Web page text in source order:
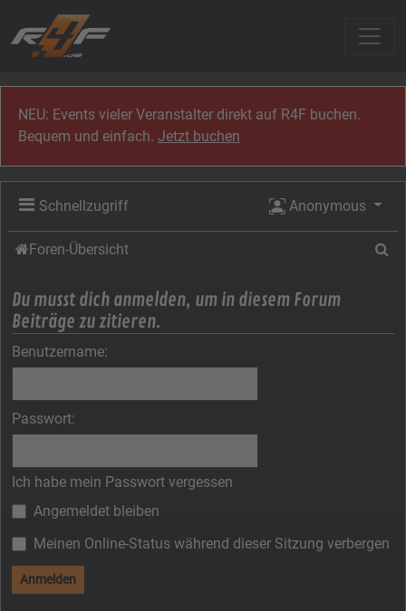
NEU: Events vieler Veranstalter direkt auf R4F buchen.
Bequem und einfach.Jetzt buchen
Schnellzugriff Anonymous
Foren-Übersicht
Du musst dich anmelden, um in diesem Forum
Beiträge zu zitieren.
Benutzername:
Passwort:
Ich habe mein Passwort vergessen
Angemeldet bleiben
Meinen Online-Status während dieser Sitzung verbergen